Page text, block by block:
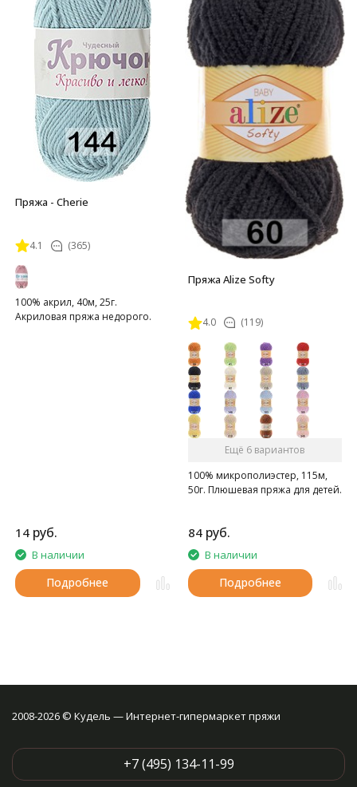
Пряжа - Cherie
4.1 (365)
100% акрил, 40м, 25г.
Акриловая пряжа недорого.
14 руб.
В наличии
Подробнее
Пряжа Alize Softy
4.0 (119)
Ещё 6 вариантов
100% микрополиэстер, 115м,
50г. Плюшевая пряжа для детей.
84 руб.
В наличии
Подробнее
2008-2026 © Кудель — Интернет-гипермаркет пряжи
+7 (495) 134-11-99